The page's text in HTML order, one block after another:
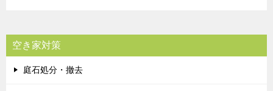
空き家対策
庭石処分・撤去